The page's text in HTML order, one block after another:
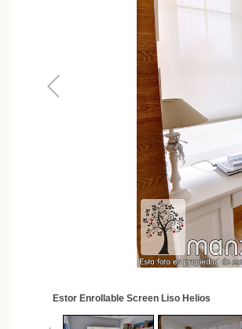
Estor Enrollable Screen Liso Helios